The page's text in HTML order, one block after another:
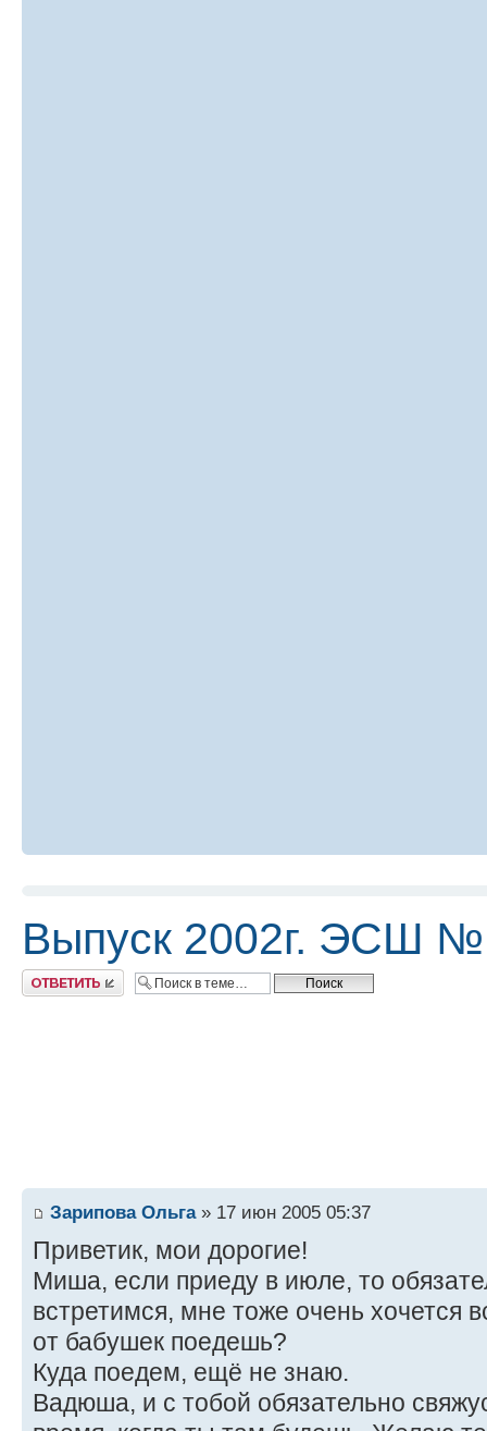
Выпуск 2002г. ЭСШ
Ответить
Зарипова Ольга» 17 июн 2005 05:37
Приветик, мои дорогие!
Миша, если приеду в июле, то
встретимся, мне тоже очень хочется
от бабушек поедешь?
Куда поедем, ещё не знаю.
Вадюша, и с тобой обязательно